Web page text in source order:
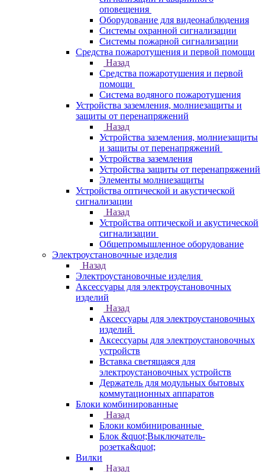
оповещения
Оборудование для видеонаблюдения
Системы охранной сигнализации
Системы пожарной сигнализации
Средства пожаротушения и первой помощи
Назад
Средства пожаротушения и первой
помощи
Система водяного пожаротушения
Устройства заземления, молниезащиты и
защиты от перенапряжений
Назад
Устройства заземления, молниезащиты
и защиты от перенапряжений
Устройства заземления
Устройства защиты от перенапряжений
Элементы молниезащиты
Устройства оптической и акустической
сигнализации
Назад
Устройства оптической и акустической
сигнализации
Общепромышленное оборудование
Электроустановочные изделия
Назад
Электроустановочные изделия
Аксессуары для электроустановочных
изделий
Назад
Аксессуары для электроустановочных
изделий
Аксессуары для электроустановочных
устройств
Вставка светящаяся для
электроустановочных устройств
Держатель для модульных бытовых
коммутационных аппаратов
Блоки комбинированные
Назад
Блоки комбинированные
Блок &quot;Выключатель-
розетка&quot;
Вилки
Назад